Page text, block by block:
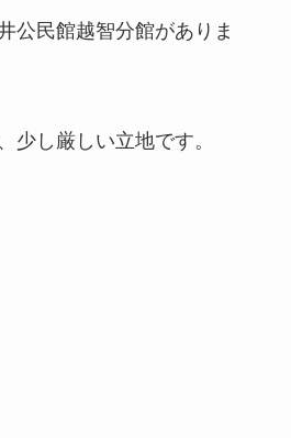
公民館越智分館がありま
少し厳しい立地です。